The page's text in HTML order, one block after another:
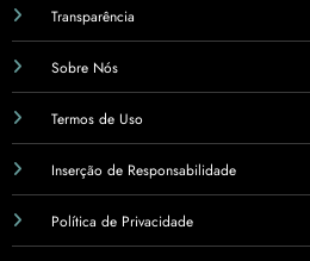
Transparência
Sobre Nós
Termos de Uso
Inserção de Responsabilidade
Política de Privacidade